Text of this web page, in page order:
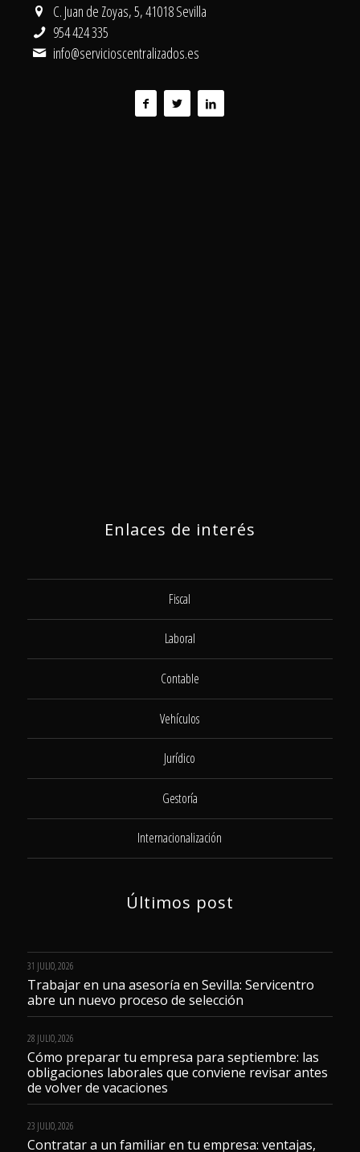
C. Juan de Zoyas, 5, 41018 Sevilla
954 424 335
info@servicioscentralizados.es
Enlaces de interés
Fiscal
Laboral
Contable
Vehículos
Jurídico
Gestoría
Internacionalización
Últimos post
31 JULIO, 2026
Trabajar en una asesoría en Sevilla: Servicentro
abre un nuevo proceso de selección
28 JULIO, 2026
Cómo preparar tu empresa para septiembre: las
obligaciones laborales que conviene revisar antes
de volver de vacaciones
23 JULIO, 2026
Contratar a un familiar en tu empresa: ventajas,